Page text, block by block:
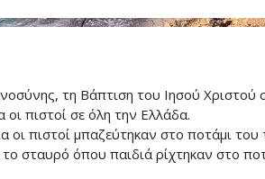
τη Βάπτιση του Ιησού
πιστοί σε όλη την Ελλάδα.
οι πιστοί μπαζεύτηκαν στο ποτάμι
σταυρό όπου παιδιά ρίχτηκαν στο